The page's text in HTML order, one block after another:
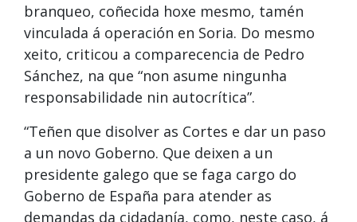
branqueo, coñecida hoxe mesmo, tamén
vinculada á operación en Soria. Do mesmo
xeito, criticou a comparecencia de Pedro
Sánchez, na que “non asume ningunha
responsabilidade nin autocrítica”.
“Teñen que disolver as Cortes e dar un paso
a un novo Goberno. Que deixen a un
presidente galego que se faga cargo do
Goberno de España para atender as
demandas da cidadanía, como, neste caso, á